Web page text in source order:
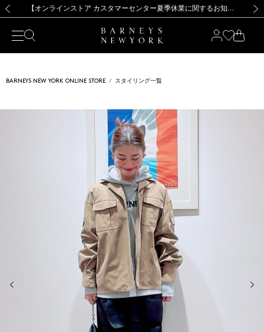
新規登録のお客様も対象！＜MY BARNEYS＞会員のお客様は11,000円（税込）以上のお買上げで常時送料無料！お買い物の際は会員登録を！
【夏季休業に伴う出荷一時停止のお知らせ】(2026.8.7) 【オンラインストア カスタマーセンター夏季休業に関するお知らせ】（2026.8.7）
【夏季休業に伴う返品・交換承り一時停止のお知らせ】（2026.8.5）
熊本県を中心とした地震の影響によるお荷物のお届けについて
【開催中】SUMMER SALEのご案内・ご注意事項 新規登録のお客様も対象！＜MY BARNEYS＞会員のお客様は11,000円（税込）以上のお買上げで常時送料無料！お買い物の際は会員登録を！
【夏季休業に伴う出荷一時停止のお知らせ】(2026.8.7)
BARNEYS NEW YORK ONLINE STORE スタイリング一覧